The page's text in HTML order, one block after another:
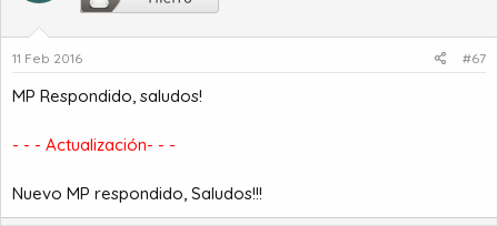
11 Feb 2016 #67
MP Respondido, saludos!
- - - Actualización- - -
Nuevo MP respondido, Saludos!!!